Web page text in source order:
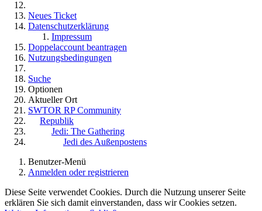
Neues Ticket
Datenschutzerklärung
Impressum
Doppelaccount beantragen
Nutzungsbedingungen
Suche
Optionen
Aktueller Ort
SWTOR RP Community
Republik
Jedi: The Gathering
Jedi des Außenpostens
Benutzer-Menü
Anmelden oder registrieren
Diese Seite verwendet Cookies. Durch die Nutzung unserer Seite
erklären Sie sich damit einverstanden, dass wir Cookies setzen.